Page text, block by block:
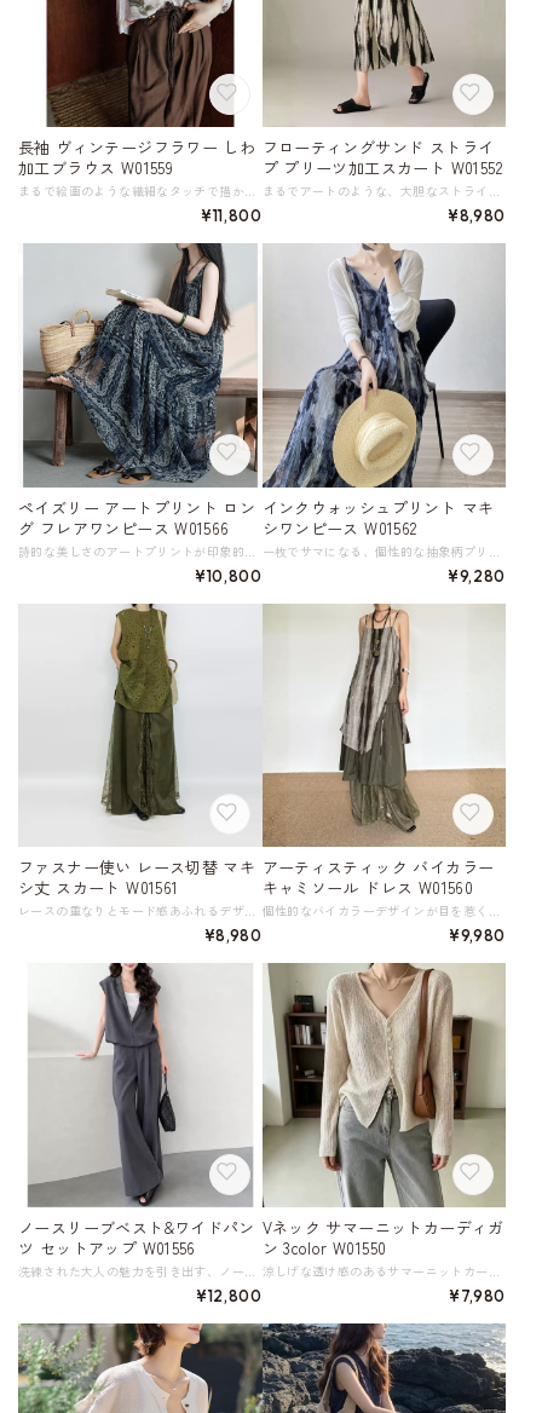
長袖 ヴィンテージフラワー しわ
加工ブラウス W01559
まるで絵画のような繊細なタッチで描かれたフラワーパターンが目を惹く、軽やかな七分袖のブラウス。 ヴィンテージ感あふれる色合いと、表情豊かなしわ加工が、他にはない個性をプラスします。 ゆとりのあるシルエットはリラックスした着心地を提供しつつ、エレガントなドレープ感を生み出します。 シンプルながらもデザイン性の高い一枚は、コーディネートに迷った時の頼れる味方。 デニムと合わせて大人カジュアルに、スラックスと合わせてお仕事シーンにも◎。 一枚で主役になる、特別な日の装いにもおすすめです。 《サイズ》 F : 肩幅41cm 胸囲102cm 着丈60cm 袖丈44cm ※採寸方法により1～3cmの誤差がある場合がございます。 ※着用モデル 身長165cm 体重50kg(B85/W68/H91) 《素材》 テンセル10% 綿10% レーヨン55% ナイロン25% ◇人気のおすすめアイテムをもっと見る https://shop.harmonique.net/categories/5911182 ◇商品を購入する前にこちらの【ご購入前に必ずお読みください】をご確認の上お買い求めください。 https://shop.harmonique.net/blog/2024/06/25/010751 《注意事項》 *harmoniqueではお客様からのご注文を受け、お客様の商品を製作・取り寄せしております。 *基本的にお取り寄せ商品となるため、発送までに《1～3週間前後》お時間をいただいております。 *ご覧いただいているPCやスマートフォンの画面により実物と多少色合いが異なる場合がございます。 *イメージ違いやサイズ違い等、その他お客様都合によりますキャンセル・返品交換はご遠慮ください。 トップページはこちら https://shop.harmonique.net/
¥11,800
フローティングサンド ストライ
プ プリーツ加工スカート W01552
まるでアートのような、大胆なストライプ柄が魅力のプリーツ加工スカート。 ブラックとオフホワイトのコントラストが、着こなしに洗練されたアクセントを加えます。 細かく施されたプリーツが、見た目の軽やかさと同時に、動きのある表情を演出。 ミモレ丈なので、上品な肌見せで女性らしさも忘れずに。足元はサンダルで抜け感を出すと、より今っぽいスタイルに仕上がります。 ウエスト部分はゴム仕様になっているため、リラックスした履き心地も嬉しいポイント。 《サイズ》 S : ウエスト58-72cm スカート丈81cm 参考体重42～50kg M : ウエスト61-75cm スカート丈81cm 参考体重50～55kg L : ウエスト64-78cm スカート丈82cm 参考体重55～60kg XL : ウエスト67-81cm スカート丈82cm 参考体重60～70kg ※採寸方法により1～3cmの誤差がある場合がございます 《素材》 ポリエステル100％ ◇サイズで迷ったらこちらをチェック https://harmonique.my.canva.site/dagieuhhs-e ◇商品を購入する前にこちらの【ご購入前に必ずお読みください】をご確認の上お買い求めください。 https://shop.harmonique.net/blog/2024/06/25/010751 《注意事項》 *harmoniqueではお客様からのご注文を受け、お客様の商品を製作・取り寄せしております。 *基本的にお取り寄せ商品となるため、発送までに《1～3週間前後》お時間をいただいております。 *ご覧いただいているPCやスマートフォンの画面により実物と多少色合いが異なる場合がございます。 *イメージ違いやサイズ違い等、その他お客様都合によりますキャンセル・返品交換はご遠慮ください。 トップページはこちら https://shop.harmonique.net/
¥8,980
ペイズリー アートプリント ロン
グ フレアワンピース W01566
¥10,800
インクウォッシュプリント マキ
シワンピース W01562
¥9,280
ファスナー使い レース切替 マキ
シ丈 スカート W01561
レースの重なりとモード感あふれるデザインがおしゃれなマキシ丈スカート。 深みのあるカーキ色が落ち着いた印象を与え、レースの切り替えがエキゾチックな雰囲気を演出します。 マキシ丈は大人っぽく着こなせて、リラックス感のあるシルエットは体型カバーにも◎。 裾の広がりを調整できるファスナーのあしらいが、都会的で洗練された表情を演出してくれるアイテムです。 ※別売りのワンピースとの重ね着もおすすめです。 画像のワンピース：アーティスティック バイカラー キャミソール ドレス W01560 https://shop.harmonique.net/items/146376688 《サイズ》 S : ウエスト(前)68cm ウエスト(後)88cm ヒップ102cm スカート丈98cm M : ウエスト(前)72cm ウエスト(後)92cm ヒップ106cm スカート丈100cm L : ウエスト(前)74cm ウエスト(後)96cm ヒップ110cm スカート丈102cm ※採寸方法により1～3cmの誤差がある場合がございます 《カラー》 グリーン 《素材》 リヨセル ナイロン ポリエステル ◇サイズで迷ったらこちらをチェック https://harmonique.my.canva.site/dagieuhhs-e ◇商品を購入する前にこちらの【ご購入前に必ずお読みください】をご確認の上お買い求めください。 https://shop.harmonique.net/blog/2024/06/25/010751 《注意事項》 *harmoniqueではお客様からのご注文を受け、お客様の商品を製作・取り寄せしております。 *基本的にお取り寄せ商品となるため、発送までに《1～3週間前後》お時間をいただいております。 *ご覧いただいているPCやスマートフォンの画面により実物と多少色合いが異なる場合がございます。 *イメージ違いやサイズ違い等、その他お客様都合によりますキャンセル・返品交換はご遠慮ください。 トップページはこちら https://shop.harmonique.net/
¥8,980
アーティスティック バイカラー
キャミソール ドレス W01560
個性的なバイカラーデザインが目を惹くキャミソールワンピース。 アートのような独特の柄が、他にはない存在感を放ちます。 アシンメトリーなカッティングと、裾のドレープが動きのある表情を演出し、着こなしに奥行きを与えます。 一枚でさらりと着るのはもちろん、カーディガンやジャケットを羽織れば、幅広いシーズンで活躍できるエレガントな一着です。 ※別売りのスカートとの重ね着もおすすめです。 画像のスカート：ファスナー使い レース切替 マキシ丈 スカート W01561 https://shop.harmonique.net/items/146377666 《サイズ》 F : 胸囲102cm スカート丈108cm ※採寸方法により1～3cm程度の誤差がある場合がございます。 《カラー》 グレー×ダークグリーン 《素材》 リヨセル70％ ナイロン30％ ◇サイズで迷ったらこちらをチェック https://harmonique.my.canva.site/dagieuhhs-e ◇商品を購入する前にこちらの【ご購入前に必ずお読みください】をご確認の上お買い求めください。 https://shop.harmonique.net/blog/2024/06/25/010751 《注意事項》 *harmoniqueではお客様からのご注文を受け、お客様の商品を製作・取り寄せしております。 *基本的にお取り寄せ商品となるため、発送までに《1～3週間前後》お時間をいただいております。 *ご覧いただいているPCやスマートフォンの画面により実物と多少色合いが異なる場合がございます。 *イメージ違いやサイズ違い等、その他お客様都合によりますキャンセル・返品交換はご遠慮ください。 トップページはこちら https://shop.harmonique.net/
¥9,980
ノースリーブベスト&ワイドパン
ツ セットアップ W01556
¥12,800
Vネック サマーニットカーディガ
ン 3color W01550
¥7,980